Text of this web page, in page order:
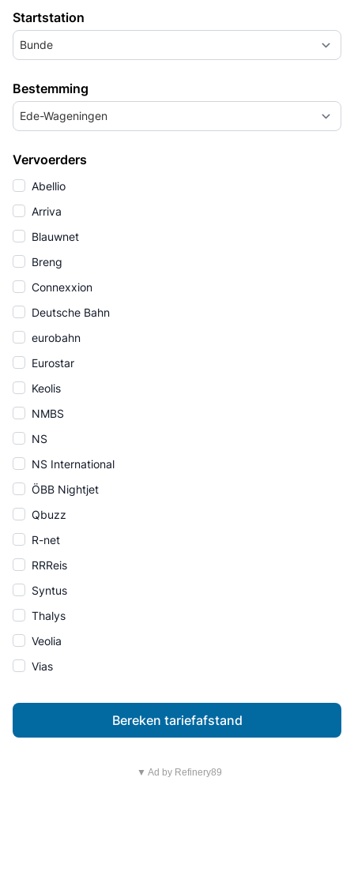
Startstation
Bunde
Bestemming
Ede-Wageningen
Vervoerders
Abellio
Arriva
Blauwnet
Breng
Connexxion
Deutsche Bahn
eurobahn
Eurostar
Keolis
NMBS
NS
NS International
ÖBB Nightjet
Qbuzz
R-net
RRReis
Syntus
Thalys
Veolia
Vias
Bereken tariefafstand
▼ Ad by Refinery89